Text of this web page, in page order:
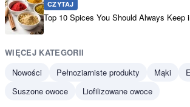
CZYTAJ
Top 10 Spices You Should Always Keep
WIĘCEJ KATEGORII
Nowości
Pełnoziarniste produkty Mąki
Suszone owoce
Liofilizowane owoce